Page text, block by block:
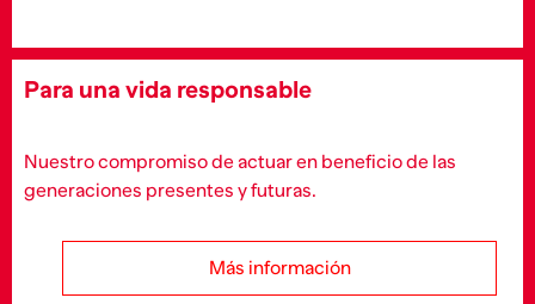
Para una vida responsable
Nuestro compromiso de actuar en beneficio de las
generaciones presentes y futuras.
Más información